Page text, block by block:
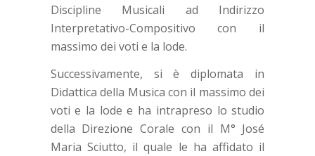
Discipline Musicali ad Indirizzo
Interpretativo-Compositivo con il
massimo dei voti e la lode.
Successivamente, si è diplomata in
Didattica della Musica con il massimo dei
voti e la lode e ha intrapreso lo studio
della Direzione Corale con il M° José
Maria Sciutto, il quale le ha affidato il